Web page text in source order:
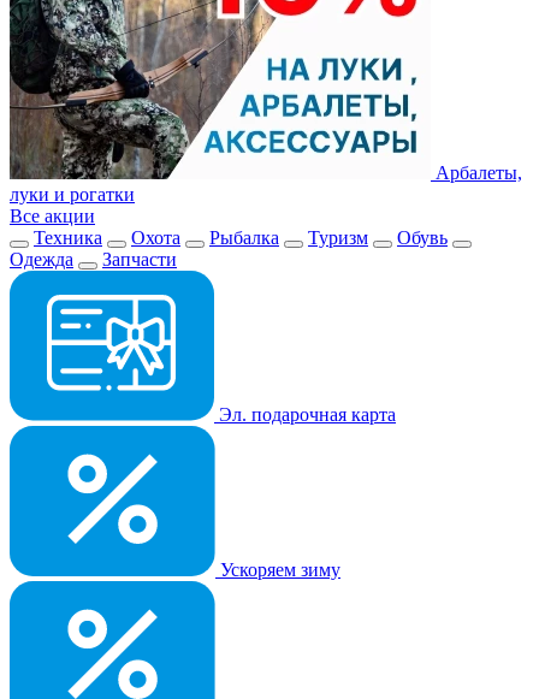
Арбалеты,
луки и рогатки
Все акции
Техника
Охота Рыбалка Туризм
Обувь
Одежда
Запчасти
Эл. подарочная карта
Ускоряем зиму